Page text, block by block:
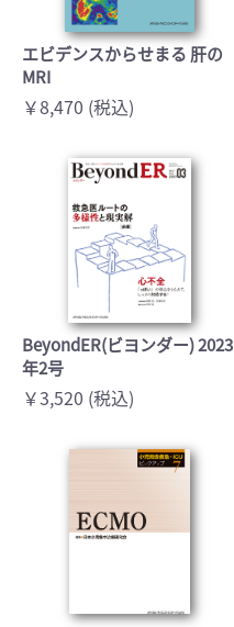
エビデンスからせまる 肝の
MRI
￥8,470 (税込)
BeyondER(ビヨンダー) 2023
年2号
￥3,520 (税込)